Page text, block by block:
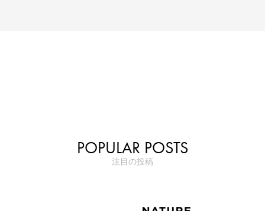
POPULAR POSTS
注目の投稿